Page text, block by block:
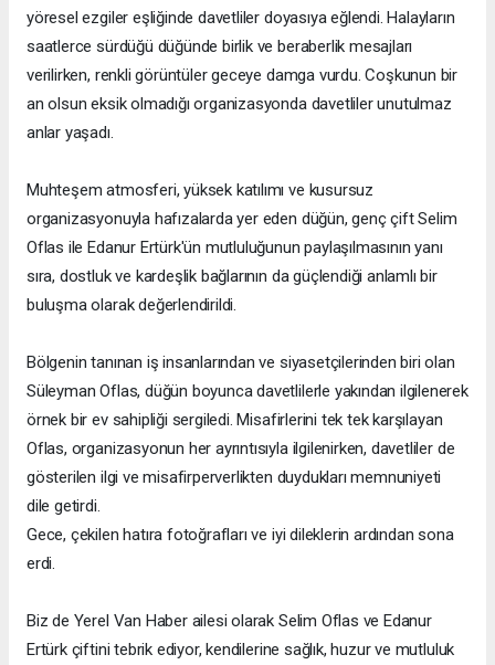
yöresel ezgiler eşliğinde davetliler doyasıya eğlendi. Halayların
saatlerce sürdüğü düğünde birlik ve beraberlik mesajları
verilirken, renkli görüntüler geceye damga vurdu. Coşkunun bir
an olsun eksik olmadığı organizasyonda davetliler unutulmaz
anlar yaşadı.
Muhteşem atmosferi, yüksek katılımı ve kusursuz
organizasyonuyla hafızalarda yer eden düğün, genç çift Selim
Oflas ile Edanur Ertürk'ün mutluluğunun paylaşılmasının yanı
sıra, dostluk ve kardeşlik bağlarının da güçlendiği anlamlı bir
buluşma olarak değerlendirildi.
Bölgenin tanınan iş insanlarından ve siyasetçilerinden biri olan
Süleyman Oflas, düğün boyunca davetlilerle yakından ilgilenerek
örnek bir ev sahipliği sergiledi. Misafirlerini tek tek karşılayan
Oflas, organizasyonun her ayrıntısıyla ilgilenirken, davetliler de
gösterilen ilgi ve misafirperverlikten duydukları memnuniyeti
dile getirdi.
Gece, çekilen hatıra fotoğrafları ve iyi dileklerin ardından sona
erdi.
Biz de Yerel Van Haber ailesi olarak Selim Oflas ve Edanur
Ertürk çiftini tebrik ediyor, kendilerine sağlık, huzur ve mutluluk